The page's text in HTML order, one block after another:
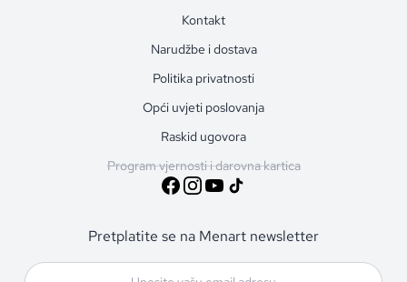
Kontakt
Narudžbe i dostava
Politika privatnosti
Opći uvjeti poslovanja
Raskid ugovora
Program vjernosti i darovna kartica
Pretplatite se na Menart newsletter